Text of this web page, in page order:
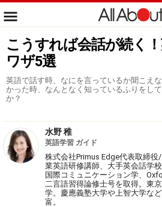
こうすれば会話が続く
ワザ5選
英語で話す時、なにを言っているか聞こえ
かった時、なんとなく知っているふりをし
か？
水野 稚
英語学習 ガイド
株式会社Primus Edge代表取締
業英語研修講師、大手英会話学
国際コミュニケーション学、
二言語習得論修士号を取得。東
学。慶應義塾大学や上智大学な
富。